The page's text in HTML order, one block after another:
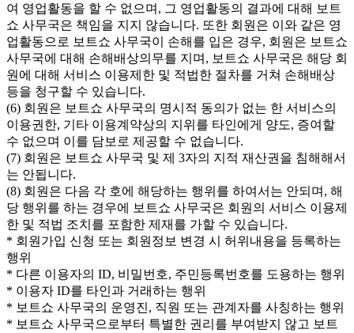
여 영업활동을 할 수 없으며, 그 영업활동의 결과에 대해 보트
쇼 사무국은 책임을 지지 않습니다. 또한 회원은 이와 같은 영
업활동으로 보트쇼 사무국이 손해를 입은 경우, 회원은 보트쇼
사무국에 대해 손해배상의무를 지며, 보트쇼 사무국은 해당 회
원에 대해 서비스 이용제한 및 적법한 절차를 거쳐 손해배상
등을 청구할 수 있습니다.
(6) 회원은 보트쇼 사무국의 명시적 동의가 없는 한 서비스의
이용권한, 기타 이용계약상의 지위를 타인에게 양도, 증여할
수 없으며 이를 담보로 제공할 수 없습니다.
(7) 회원은 보트쇼 사무국 및 제 3자의 지적 재산권을 침해해서
는 안됩니다.
(8) 회원은 다음 각 호에 해당하는 행위를 하여서는 안되며, 해
당 행위를 하는 경우에 보트쇼 사무국은 회원의 서비스 이용제
한 및 적법 조치를 포함한 제재를 가할 수 있습니다.
* 회원가입 신청 또는 회원정보 변경 시 허위내용을 등록하는
행위
* 다른 이용자의 ID, 비밀번호, 주민등록번호를 도용하는 행위
* 이용자 ID를 타인과 거래하는 행위
* 보트쇼 사무국의 운영진, 직원 또는 관계자를 사칭하는 행위
* 보트쇼 사무국으로부터 특별한 권리를 부여받지 않고 보트